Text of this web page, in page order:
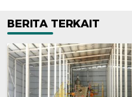
BERITA TERKAIT